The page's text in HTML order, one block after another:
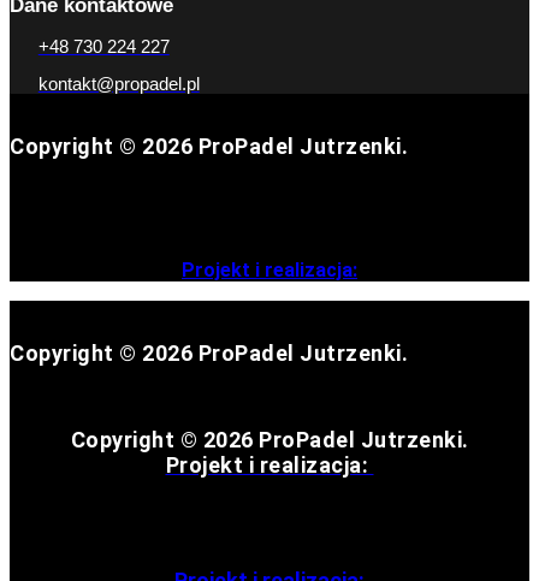
Dane kontaktowe
+48 730 224 227
kontakt@propadel.pl
Copyright © 2026 ProPadel Jutrzenki.
Projekt i realizacja:
Copyright © 2026 ProPadel Jutrzenki.
Copyright © 2026 ProPadel Jutrzenki.
Projekt i realizacja: